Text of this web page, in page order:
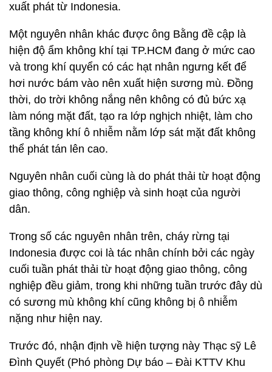
xuất phát từ Indonesia.
Một nguyên nhân khác được ông Bằng đề cập là
hiện độ ẩm không khí tại TP.HCM đang ở mức cao
và trong khí quyển có các hạt nhân ngưng kết để
hơi nước bám vào nên xuất hiện sương mù. Đồng
thời, do trời không nắng nên không có đủ bức xạ
làm nóng mặt đất, tạo ra lớp nghịch nhiệt, làm cho
tầng không khí ô nhiễm nằm lớp sát mặt đất không
thể phát tán lên cao.
Nguyên nhân cuối cùng là do phát thải từ hoạt động
giao thông, công nghiệp và sinh hoạt của người
dân.
Trong số các nguyên nhân trên, cháy rừng tại
Indonesia được coi là tác nhân chính bởi các ngày
cuối tuần phát thải từ hoạt động giao thông, công
nghiệp đều giảm, trong khi những tuần trước đây dù
có sương mù không khí cũng không bị ô nhiễm
nặng như hiện nay.
Trước đó, nhận định về hiện tượng này Thạc sỹ Lê
Đình Quyết (Phó phòng Dự báo – Đài KTTV Khu